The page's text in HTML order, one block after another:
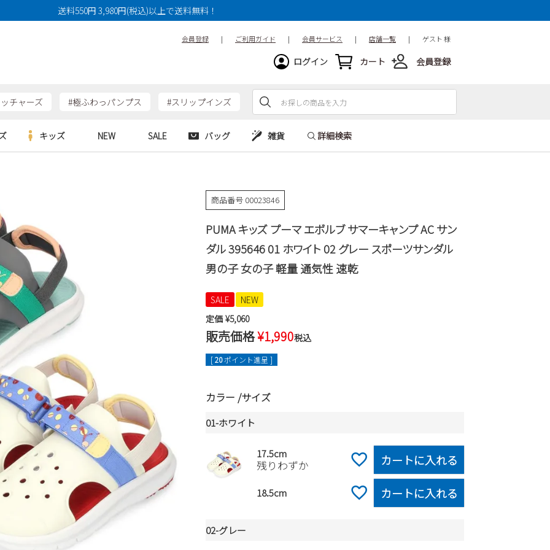
送料550円 3,980円(税込)以上で送料無料！
会員登録 | ご利用ガイド | 会員サービス | 店舗一覧 | ゲスト 様
ログイン カート 会員登録
チャーズ #極ふわっパンプス #スリップインズ
ューズ
ブーツ
ウェア
キッズ NEW SALE バッグ
ーバッグ
雑貨 詳細検索
商品番号 00023846
PUMA キッズ プーマ エボルブ サマーキャンプ AC サン
ダル 395646 01 ホワイト 02 グレー スポーツサンダル
男の子 女の子 軽量 通気性 速乾
SALE
NEW
定価 ¥5,060
販売価格¥1,990税込
[20ポイント進呈 ]
カラー サイズ
01-ホワイト
17.5cm
残りわずか カートに入れる
18.5cm カートに入れる
02-グレー